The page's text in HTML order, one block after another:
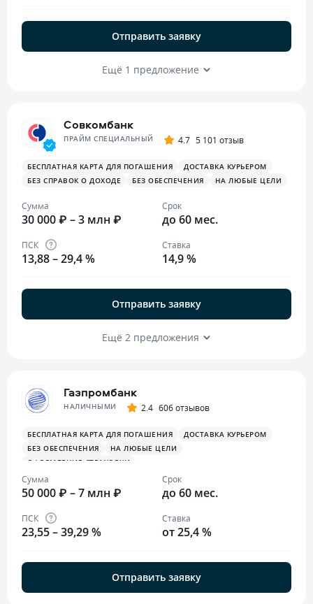
Отправить заявку
Ещё 1 предложение
Совкомбанк
ПРАЙМ СПЕЦИАЛЬНЫЙ 4.7 5 101 отзыв
БЕСПЛАТНАЯ КАРТА ДЛЯ ПОГАШЕНИЯ
ДОСТАВКА КУРЬЕРОМ
БЕЗ СПРАВОК О ДОХОДЕ
БЕЗ ОБЕСПЕЧЕНИЯ НА ЛЮБЫЕ ЦЕЛИ
Сумма
30 000 ₽ – 3 млн ₽
Срок
до 60 мес.
ПСК
13,88 – 29,4 %
Ставка
14,9 %
Отправить заявку
Ещё 2 предложения
Газпромбанк
НАЛИЧНЫМИ 2.4 606 отзывов
БЕСПЛАТНАЯ КАРТА ДЛЯ ПОГАШЕНИЯ
ДОСТАВКА КУРЬЕРОМ
БЕЗ ОБЕСПЕЧЕНИЯ
НА ЛЮБЫЕ ЦЕЛИ
ОФОРМЛЕНИЕ СТРАХОВКИ
Сумма
50 000 ₽ – 7 млн ₽
Срок
до 60 мес.
ПСК
23,55 – 39,29 %
Ставка
от 25,4 %
Отправить заявку